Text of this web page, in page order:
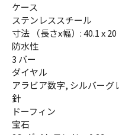
ケース
ステンレススチール
寸法 （長さx幅）: 40.1 x
防水性
3 バー
ダイヤル
アラビア数字, シルバー
針
ドーフィン
宝石